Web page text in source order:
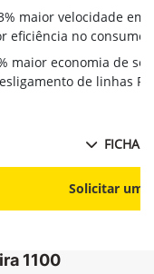
maior velocidade em
eficiência no consumo
maior economia de
de linhas
FICHA
Solicitar
1100